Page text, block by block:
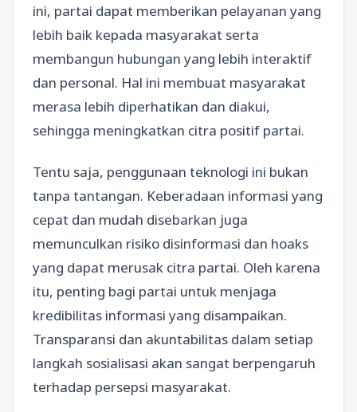
ini, partai dapat memberikan pelayanan yang
lebih baik kepada masyarakat serta
membangun hubungan yang lebih interaktif
dan personal. Hal ini membuat masyarakat
merasa lebih diperhatikan dan diakui,
sehingga meningkatkan citra positif partai.
Tentu saja, penggunaan teknologi ini bukan
tanpa tantangan. Keberadaan informasi yang
cepat dan mudah disebarkan juga
memunculkan risiko disinformasi dan hoaks
yang dapat merusak citra partai. Oleh karena
itu, penting bagi partai untuk menjaga
kredibilitas informasi yang disampaikan.
Transparansi dan akuntabilitas dalam setiap
langkah sosialisasi akan sangat berpengaruh
terhadap persepsi masyarakat.